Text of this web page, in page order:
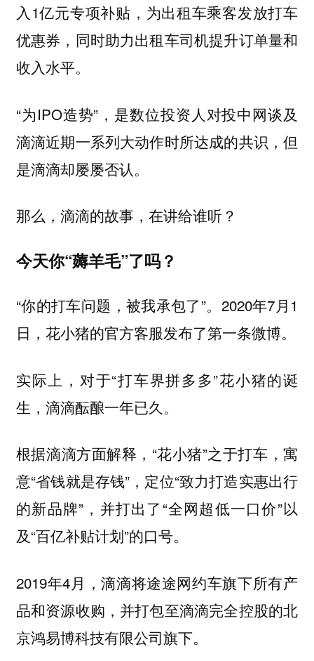
入1亿元专项补贴，为出租车乘客发放打车
优惠券，同时助力出租车司机提升订单量和
收入水平。
“为IPO造势”，是数位投资人对投中网谈及
滴滴近期一系列大动作时所达成的共识，但
是滴滴却屡屡否认。
那么，滴滴的故事，在讲给谁听？
今天你“薅羊毛”了吗？
“你的打车问题，被我承包了”。2020年7月1
日，花小猪的官方客服发布了第一条微博。
实际上，对于“打车界拼多多”花小猪的诞
生，滴滴酝酿一年已久。
根据滴滴方面解释，“花小猪”之于打车，寓
意“省钱就是存钱”，定位“致力打造实惠出行
的新品牌”，并打出了“全网超低一口价”以
及“百亿补贴计划”的口号。
2019年4月，滴滴将途途网约车旗下所有产
品和资源收购，并打包至滴滴完全控股的北
京鸿易博科技有限公司旗下。